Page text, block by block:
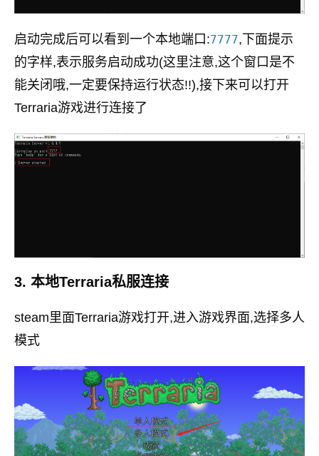
启动完成后可以看到一个本地端口:7777,下面提示
的字样,表示服务启动成功(这里注意,这个窗口是不
能关闭哦,一定要保持运行状态!!),接下来可以打开
Terraria游戏进行连接了
3. 本地Terraria私服连接
steam里面Terraria游戏打开,进入游戏界面,选择多人
模式